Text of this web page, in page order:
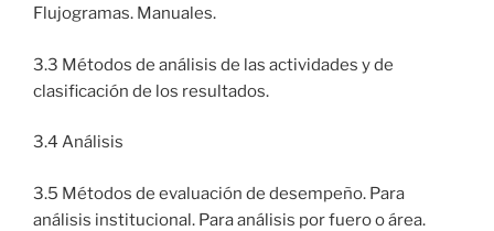
Flujogramas. Manuales.
3.3 Métodos de análisis de las actividades y de
clasificación de los resultados.
3.4 Análisis
3.5 Métodos de evaluación de desempeño. Para
análisis institucional. Para análisis por fuero o área.